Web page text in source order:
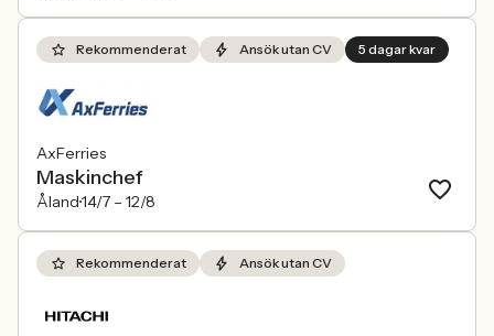
Rekommenderat Ansök utan CV 5 dagar kvar
AxFerries
Maskinchef
Åland14/7 – 12/8
Rekommenderat Ansök utan CV